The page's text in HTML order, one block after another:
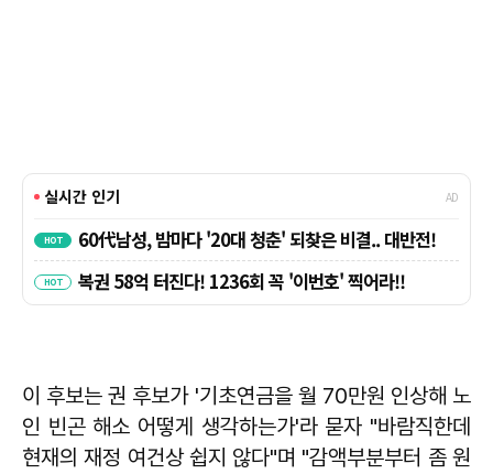
이 후보는 권 후보가 '기초연금을 월 70만원 인상해 노
인 빈곤 해소 어떻게 생각하는가'라 묻자 "바람직한데
현재의 재정 여건상 쉽지 않다"며 "감액부분부터 좀 원